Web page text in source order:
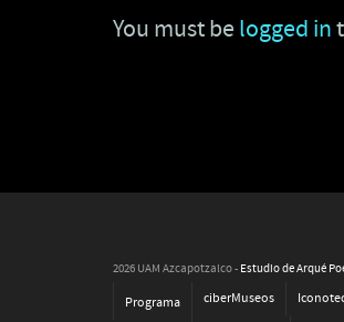
You must be logged in
2026 UAM Azcapotzalco - Estudio de Arqué
Programa ciberMuseos